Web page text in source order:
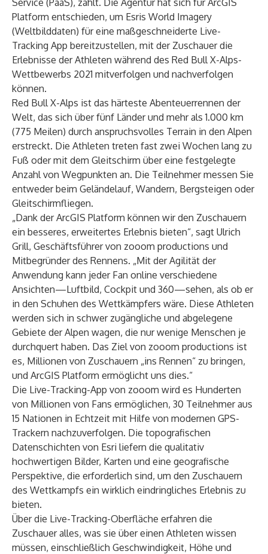
Service (PaaS), zählt. Die Agentur hat sich für ArcGIS
Platform entschieden, um Esris World Imagery
(Weltbilddaten) für eine maßgeschneiderte Live-
Tracking App bereitzustellen, mit der Zuschauer die
Erlebnisse der Athleten während des Red Bull X-Alps-
Wettbewerbs 2021 mitverfolgen und nachverfolgen
können.
Red Bull X-Alps ist das härteste Abenteuerrennen der
Welt, das sich über fünf Länder und mehr als 1.000 km
(775 Meilen) durch anspruchsvolles Terrain in den Alpen
erstreckt. Die Athleten treten fast zwei Wochen lang zu
Fuß oder mit dem Gleitschirm über eine festgelegte
Anzahl von Wegpunkten an. Die Teilnehmer messen Sie
entweder beim Geländelauf, Wandern, Bergsteigen oder
Gleitschirmfliegen.
„Dank der ArcGIS Platform können wir den Zuschauern
ein besseres, erweitertes Erlebnis bieten“, sagt Ulrich
Grill, Geschäftsführer von zooom productions und
Mitbegründer des Rennens. „Mit der Agilität der
Anwendung kann jeder Fan online verschiedene
Ansichten—Luftbild, Cockpit und 360—sehen, als ob er
in den Schuhen des Wettkämpfers wäre. Diese Athleten
werden sich in schwer zugängliche und abgelegene
Gebiete der Alpen wagen, die nur wenige Menschen je
durchquert haben. Das Ziel von zooom productions ist
es, Millionen von Zuschauern „ins Rennen“ zu bringen,
und ArcGIS Platform ermöglicht uns dies.“
Die Live-Tracking-App von zooom wird es Hunderten
von Millionen von Fans ermöglichen, 30 Teilnehmer aus
15 Nationen in Echtzeit mit Hilfe von modernen GPS-
Trackern nachzuverfolgen. Die topografischen
Datenschichten von Esri liefern die qualitativ
hochwertigen Bilder, Karten und eine geografische
Perspektive, die erforderlich sind, um den Zuschauern
des Wettkampfs ein wirklich eindringliches Erlebnis zu
bieten.
Über die Live-Tracking-Oberfläche erfahren die
Zuschauer alles, was sie über einen Athleten wissen
müssen, einschließlich Geschwindigkeit, Höhe und